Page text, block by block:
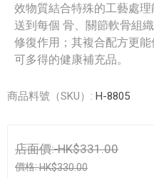
效物質結合特殊的工藝處
送到每個 骨、關節軟骨組
修復作用；其複合配方更
可多得的健康補充品。
商品料號（SKU）: H-8805
店面價: HK$331.00
價格:HK$330.00